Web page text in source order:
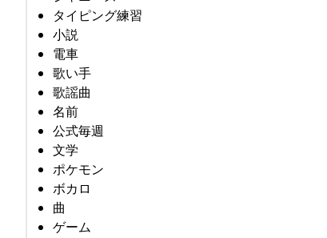
タイピング練習
小説
電車
歌い手
歌謡曲
名前
公式毎週
文学
ポケモン
ボカロ
曲
ゲーム